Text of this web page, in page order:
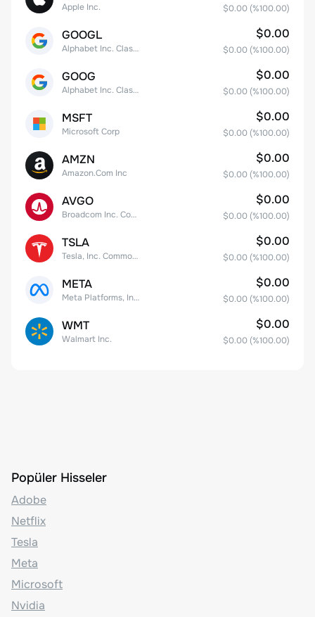
Apple Inc. $0.00 (%100.00)
GOOGL
Alphabet Inc. Class A Common Stock
$0.00
$0.00 (%100.00)
GOOG
Alphabet Inc. Class C Capital Stock
$0.00
$0.00 (%100.00)
MSFT
Microsoft Corp
$0.00
$0.00 (%100.00)
AMZN
Amazon.Com Inc
$0.00
$0.00 (%100.00)
AVGO
Broadcom Inc. Common Stock
$0.00
$0.00 (%100.00)
TSLA
Tesla, Inc. Common Stock
$0.00
$0.00 (%100.00)
META
Meta Platforms, Inc. Class A Common Stock
$0.00
$0.00 (%100.00)
WMT
Walmart Inc.
$0.00
$0.00 (%100.00)
Popüler Hisseler
Adobe
Netflix
Tesla
Meta
Microsoft
Nvidia